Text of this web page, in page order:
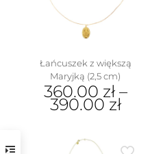
stronie
Łańcuszek z większą
Maryjką (2,5 cm)
360.00 zł–
390.00 zł
ma